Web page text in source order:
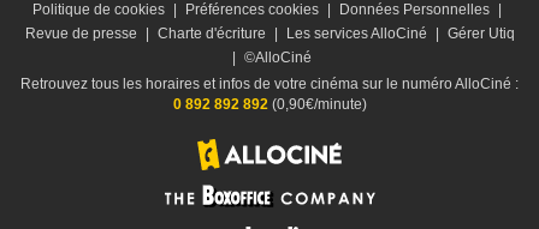
Politique de cookies
Préférences cookies Données Personnelles
Revue de presse
Charte d'écriture Les services AlloCiné
Gérer Utiq
©AlloCiné
Retrouvez tous les horaires et infos de votre cinéma sur le numéro AlloCiné :
0 892 892 892(0,90€/minute)